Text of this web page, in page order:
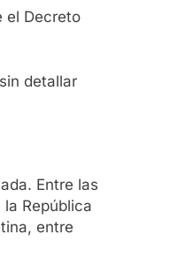
el Decreto
detallar
Entre las
República
entre